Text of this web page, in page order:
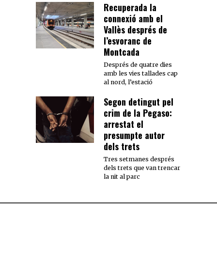
Recuperada la
connexió amb el
Vallès després de
l’esvoranc de
Montcada
Després de quatre dies
amb les vies tallades cap
al nord, l’estació
Segon detingut pel
crim de la Pegaso:
arrestat el
presumpte autor
dels trets
Tres setmanes després
dels trets que van trencar
la nit al parc